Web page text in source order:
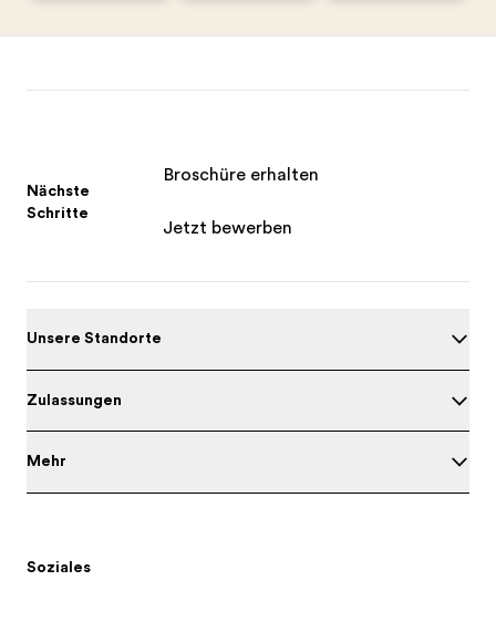
Nächste
Schritte
Broschüre erhalten
Jetzt bewerben
Unsere Standorte
Zulassungen
Mehr
Soziales